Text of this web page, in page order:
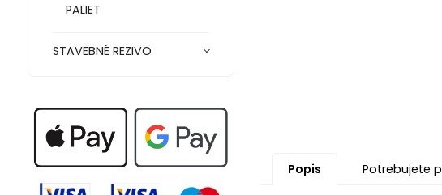
PALIET
STAVEBNÉ REZIVO
Popis Potrebujete